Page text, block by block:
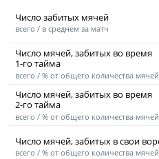
Новости
Турнир
футболу
2009-2010 годов
Календарь и
Число забитых мячей
всего / в среднем за матч
Число мячей, забитых во время
1-го тайма
всего / % от общего количества мячей
Число мячей, забитых во время
2-го тайма
всего / % от общего количества мячей
Число мячей, забитых в свои
всего / % от общего количества мячей